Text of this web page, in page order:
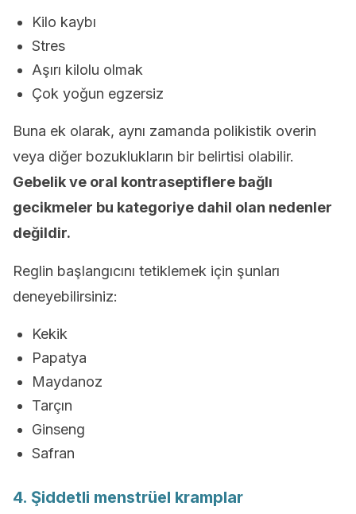
Kilo kaybı
Stres
Aşırı kilolu olmak
Çok yoğun egzersiz
Buna ek olarak, aynı zamanda polikistik overin
veya diğer bozuklukların bir belirtisi olabilir.
Gebelik ve oral kontraseptiflere bağlı
gecikmeler bu kategoriye dahil olan nedenler
değildir.
Reglin başlangıcını tetiklemek için şunları
deneyebilirsiniz:
Kekik
Papatya
Maydanoz
Tarçın
Ginseng
Safran
4. Şiddetli menstrüel kramplar